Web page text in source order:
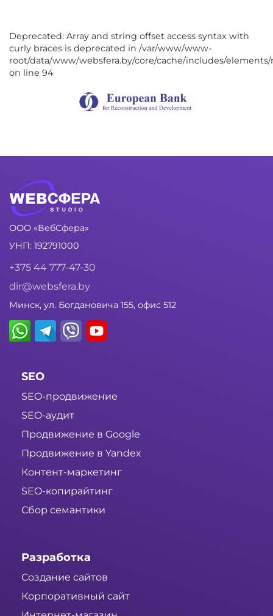
Deprecated: Array and string offset access syntax with
curly braces is deprecated in /var/www/www-
root/data/www/websfera.by/core/cache/includes/
on line 94
ООО «ВебСфера»
УНП: 192791000
+375 44 777-47-30
dir@websfera.by
Минск, ул. Богдановича 155, офис 512
SEO
SEO-продвижение
SEO-аудит
Продвижение в Google
Продвижение в Yandex
Контент-маркетинг
SEO-копирайтинг
Сбор семантики
Разработка
Создание сайтов
Корпоративный сайт